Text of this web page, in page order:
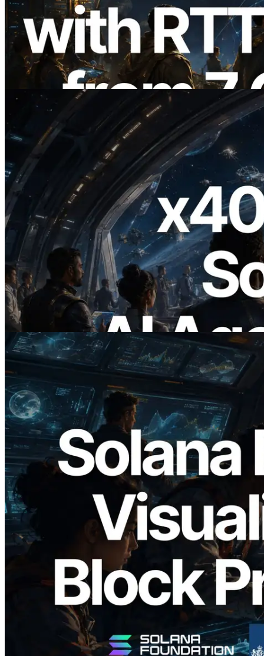
ERPC расширяет Solana Leader Slot
API измерением ping из 7 глобальных
регионов — также запущен Validators
Information API
2026.07.04
ERPC запускает Solana RPC с
поддержкой x402 — Эпоха, в которой
AI-агенты платят за нужные API по
требованию
Читать статью
2026.05.24
Validators Solutions запускает Solana
Block Analyzer — визуализация
времени генерации блоков и
назначенных валидаторов на уровне
слотов
Читать статью